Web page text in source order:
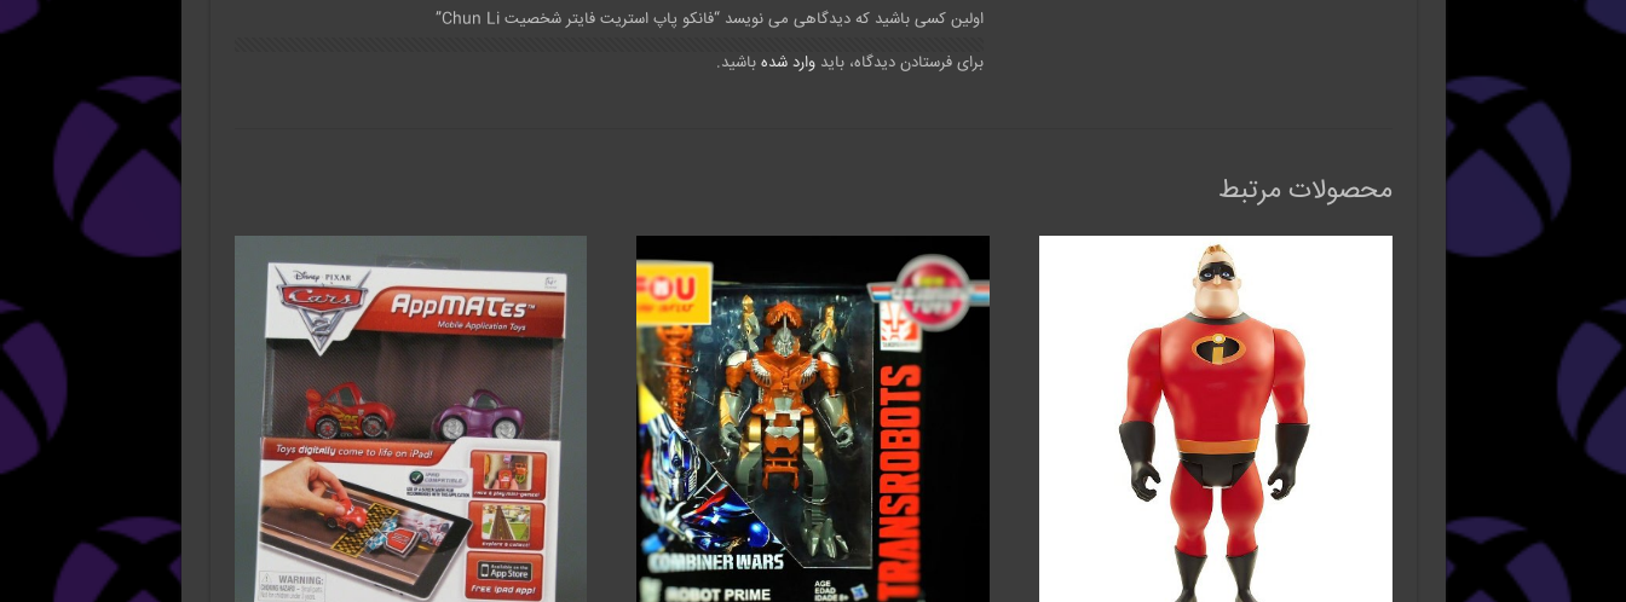
اولین کسی باشید که دیدگاهی می نویسد “فانکو پاپ استریت فایتر شخصیت Chun Li”
برای فرستادن دیدگاه، بایدوارد شده باشید.
محصولات مرتبط